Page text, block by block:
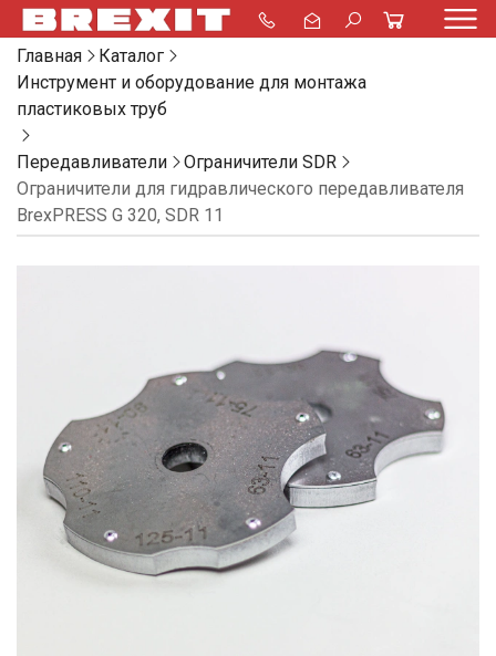
Главная
Каталог
Инструмент и оборудование для монтажа
пластиковых труб
Передавливатели
Ограничители SDR
Ограничители для гидравлического передавливателя
BrexPRESS G 320, SDR 11